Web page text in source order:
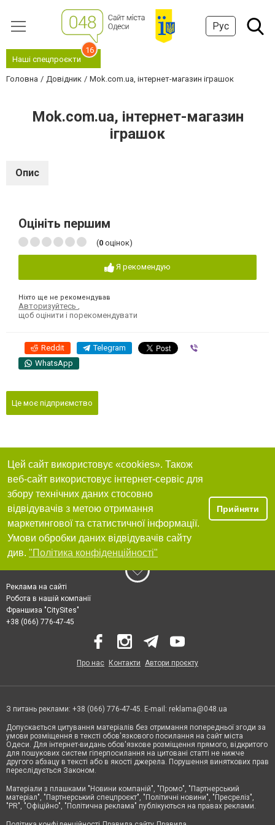
Рус
Наші спецпроєкти
16
Головна Довідник Mok.com.ua, інтернет-магазин іграшок
Mok.com.ua, інтернет-магазин
іграшок
Опис
Оцініть першим
(0 оцінок)
Я рекомендую
Ніхто ще не рекомендував
Авторизуйтесь
щоб оцінити і порекомендувати
Reddit Telegram
WhatsApp
Це моє підприємство
Цей сайт використовує «cookies». Також
веб-сайт використовує інтернет-сервіс для
збору технічних даних стосовно
відвідувачів з метою отримання
маркетингової та статистичної інформації.
Умови обробки даних відвідувачів сайту
див. "Політика конфіденційності"
Прийняти
Реклама на сайті
Робота в нашій компанії
Франшиза "CitySites"
+38 (066) 776-47-45
Про нас Контакти Автори проєкту
З питань реклами: +38 (066) 776-47-45. E-mail: reklama@048.ua
Допускається цитування матеріалів без отримання попередньої згоди за
умови розміщення в тексті обов'язкового посилання на сайт міста
Одеси. Для інтернет-видань обов'язкове розміщення прямого, відкритого
для пошукових систем гіперпосилання на цитовані статті не нижче
другого абзацу в тексті або в якості джерела. Порушення виняткових прав
переслідується Законом.
Матеріали з плашками "Новини компаній", "Промо", "Партнерський
матеріал", "Партнерський спецпроєкт", "Політичні новини", "Пресреліз",
"PR", "Офіційно", "Політична реклама" публікуються на правах реклами.